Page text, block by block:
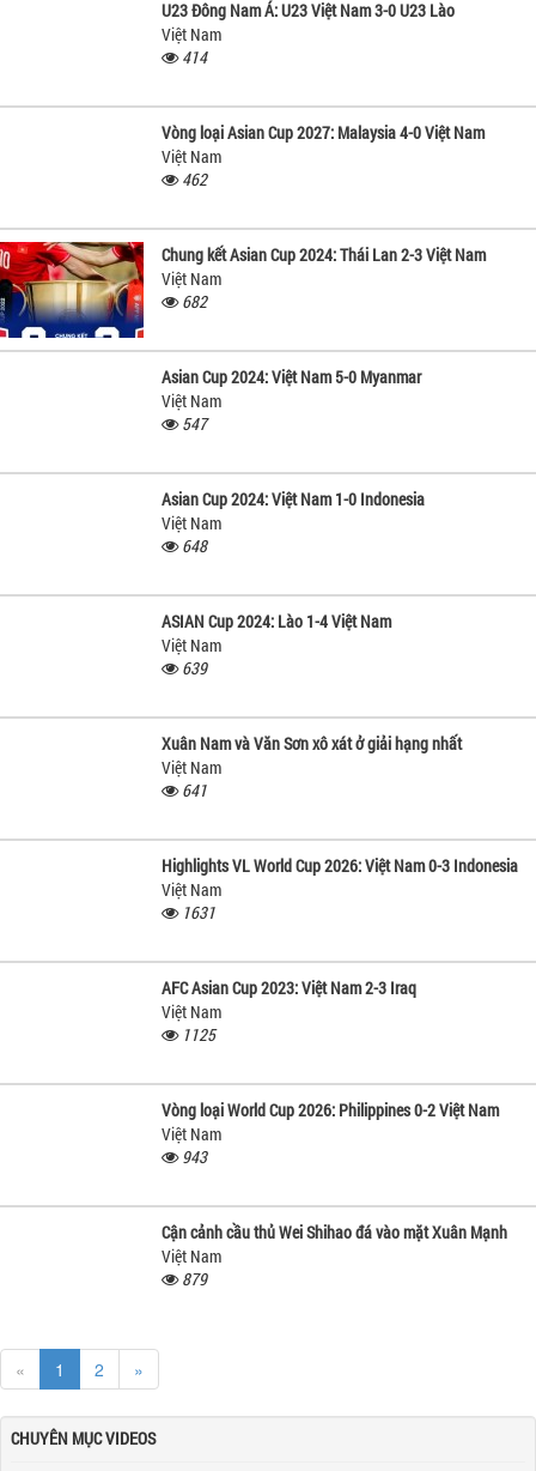
U23 Đông Nam Á: U23 Việt Nam 3-0 U23 Lào
Việt Nam
414
Vòng loại Asian Cup 2027: Malaysia 4-0 Việt Nam
Việt Nam
462
Chung kết Asian Cup 2024: Thái Lan 2-3 Việt Nam
Việt Nam
682
Asian Cup 2024: Việt Nam 5-0 Myanmar
Việt Nam
547
Asian Cup 2024: Việt Nam 1-0 Indonesia
Việt Nam
648
ASIAN Cup 2024: Lào 1-4 Việt Nam
Việt Nam
639
Xuân Nam và Văn Sơn xô xát ở giải hạng nhất
Việt Nam
641
Highlights VL World Cup 2026: Việt Nam 0-3 Indonesia
Việt Nam
1631
AFC Asian Cup 2023: Việt Nam 2-3 Iraq
Việt Nam
1125
Vòng loại World Cup 2026: Philippines 0-2 Việt Nam
Việt Nam
943
Cận cảnh cầu thủ Wei Shihao đá vào mặt Xuân Mạnh
Việt Nam
879
« 1 2 »
CHUYÊN MỤC VIDEOS